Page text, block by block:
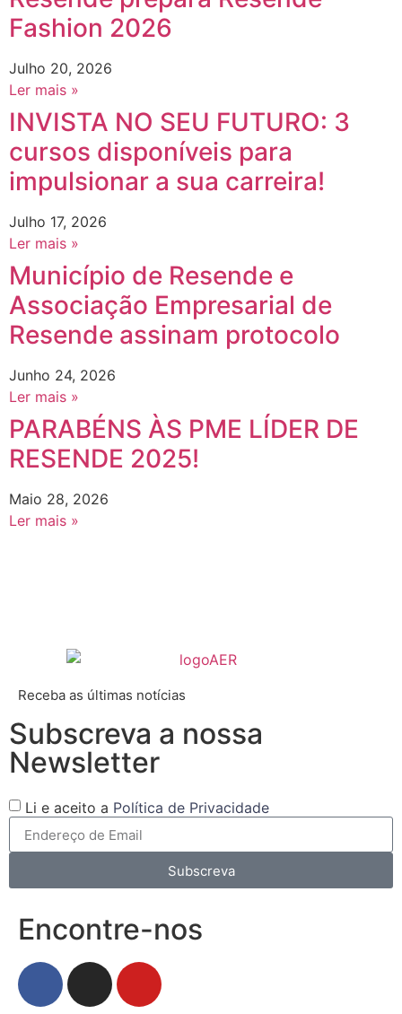
Fashion 2026
Julho 20, 2026
Ler mais »
INVISTA NO SEU FUTURO: 3
cursos disponíveis para
impulsionar a sua carreira!
Julho 17, 2026
Ler mais »
Município de Resende e
Associação Empresarial de
Resende assinam protocolo
Junho 24, 2026
Ler mais »
PARABÉNS ÀS PME LÍDER DE
RESENDE 2025!
Maio 28, 2026
Ler mais »
Receba as últimas notícias
Subscreva a nossa
Newsletter
Li e aceito a Política de Privacidade
Subscreva
Encontre-nos